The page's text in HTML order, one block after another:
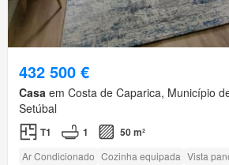
432 500 €
Casa em Costa de Caparica, Município
Setúbal
T1 1 50 m²
Ar Condicionado Cozinha equipada Vista